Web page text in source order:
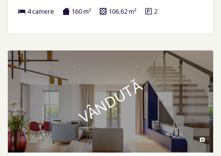
4 camere 160 m² 106.62 m² 2
VÂNDUTĂ